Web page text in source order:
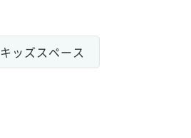
キッズスペース